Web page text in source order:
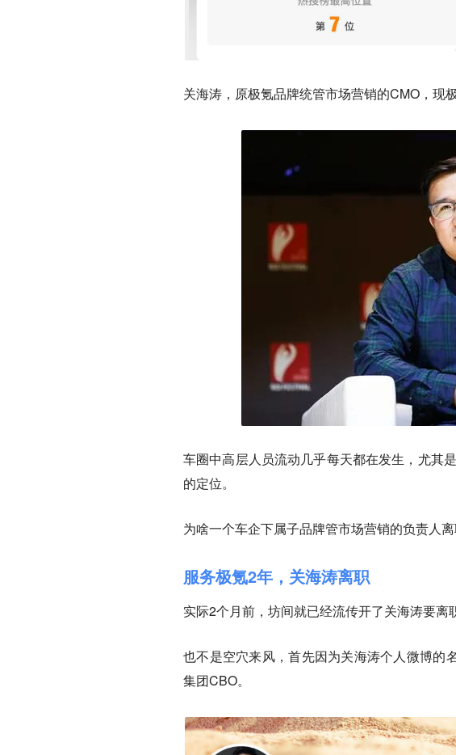
关海涛 ，原极氪品牌统管市场营销的CMO，现
车圈中高层人员流动几乎每天都在发生，尤其
的定位。
为啥一个车企下属子品牌管市场营销的负责人
服务极氪2年，关海涛离职
实际2个月前，坊间就已经流传开了关海涛要离
也不是空穴来风，首先因为关海涛个人微博的
集团CBO。